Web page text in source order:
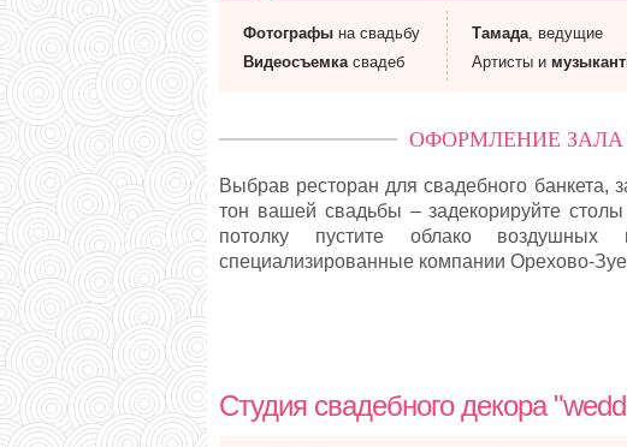
Фотографы на свадьбу
Видеосъемкасвадеб
Тамада, ведущие
Артисты и
ОФОРМЛЕНИЕ ЗАЛА
Выбрав ресторан для свадебного банкета,
тон вашей свадьбы – задекорируйте
потолку пустите облако
специализированные компании Орехово-
Студия свадебного декора